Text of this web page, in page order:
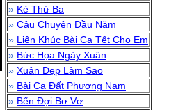
» Kẻ Thứ Ba
» Câu Chuyện Đầu Năm
» Liên Khúc Bài Ca Tết Cho Em
» Bức Họa Ngày Xuân
» Xuân Đẹp Làm Sao
» Bài Ca Đất Phương Nam
» Bến Đợi Bơ Vơ